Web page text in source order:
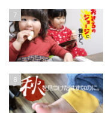
7
8